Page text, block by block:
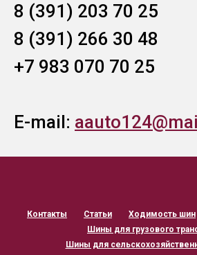
8 (391) 203 70 25
8 (391) 266 30 48
+7 983 070 70 25
E-mail:
Контакты Статьи Ходимость шин
Шины для грузового
Шины для